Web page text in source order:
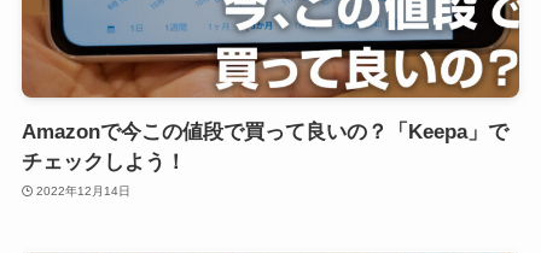
Amazonで今この値段で買って良いの？「Keepa」で
チェックしよう！
2022年12月14日